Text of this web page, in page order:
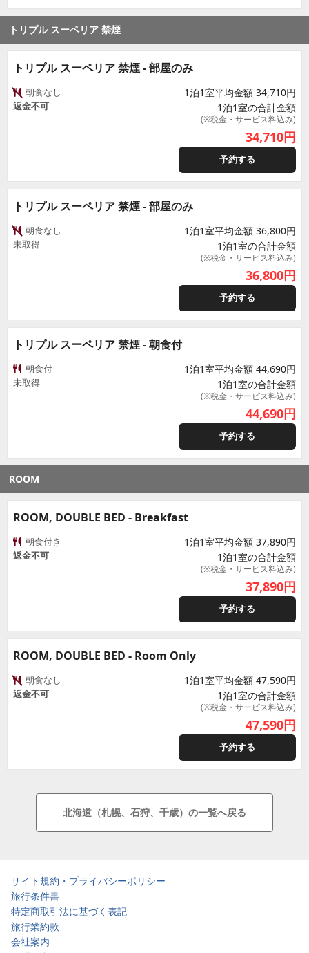
トリプル スーペリア 禁煙
トリプル スーペリア 禁煙 - 部屋のみ
朝食なし
返金不可
1泊1室平均金額 34,710円
1泊1室の合計金額
(※税金・サービス料込み)
34,710円
予約する
トリプル スーペリア 禁煙 - 部屋のみ
朝食なし
未取得
1泊1室平均金額 36,800円
1泊1室の合計金額
(※税金・サービス料込み)
36,800円
予約する
トリプル スーペリア 禁煙 - 朝食付
朝食付
未取得
1泊1室平均金額 44,690円
1泊1室の合計金額
(※税金・サービス料込み)
44,690円
予約する
ROOM
ROOM, DOUBLE BED - Breakfast
朝食付き
返金不可
1泊1室平均金額 37,890円
1泊1室の合計金額
(※税金・サービス料込み)
37,890円
予約する
ROOM, DOUBLE BED - Room Only
朝食なし
返金不可
1泊1室平均金額 47,590円
1泊1室の合計金額
(※税金・サービス料込み)
47,590円
予約する
北海道（札幌、石狩、千歳）の一覧へ戻る
サイト規約・プライバシーポリシー
旅行条件書
特定商取引法に基づく表記
旅行業約款
会社案内